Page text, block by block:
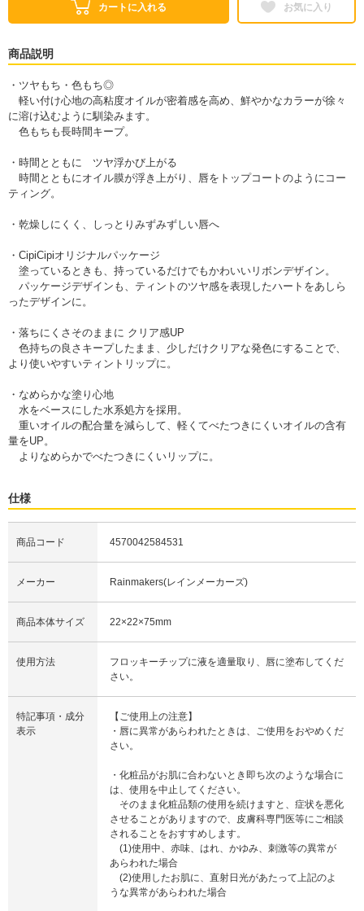
カートに入れる お気に入り
商品説明
・ツヤもち・色もち◎
軽い付け心地の高粘度オイルが密着感を高め、鮮やかなカラーが徐々
に溶け込むように馴染みます。
色もちも長時間キープ。
・時間とともに ツヤ浮かび上がる
時間とともにオイル膜が浮き上がり、唇をトップコートのようにコー
ティング。
・乾燥しにくく、しっとりみずみずしい唇へ
・CipiCipiオリジナルパッケージ
塗っているときも、持っているだけでもかわいいリボンデザイン。
パッケージデザインも、ティントのツヤ感を表現したハートをあしら
ったデザインに。
・落ちにくさそのままに クリア感UP
色持ちの良さキープしたまま、少しだけクリアな発色にすることで、
より使いやすいティントリップに。
・なめらかな塗り心地
水をベースにした水系処方を採用。
重いオイルの配合量を減らして、軽くてべたつきにくいオイルの含有
量をUP。
よりなめらかでべたつきにくいリップに。
仕様
商品コード 4570042584531
メーカー Rainmakers(レインメーカーズ)
商品本体サイズ 22×22×75mm
使用方法
フロッキーチップに液を適量取り、唇に塗布してくだ
さい。
特記事項・成分
表示
【ご使用上の注意】
・唇に異常があらわれたときは、ご使用をおやめくだ
さい。
・化粧品がお肌に合わないとき即ち次のような場合に
は、使用を中止してください。
そのまま化粧品類の使用を続けますと、症状を悪化
させることがありますので、皮膚科専門医等にご相談
されることをおすすめします。
(1)使用中、赤味、はれ、かゆみ、刺激等の異常が
あらわれた場合
(2)使用したお肌に、直射日光があたって上記のよ
うな異常があらわれた場合